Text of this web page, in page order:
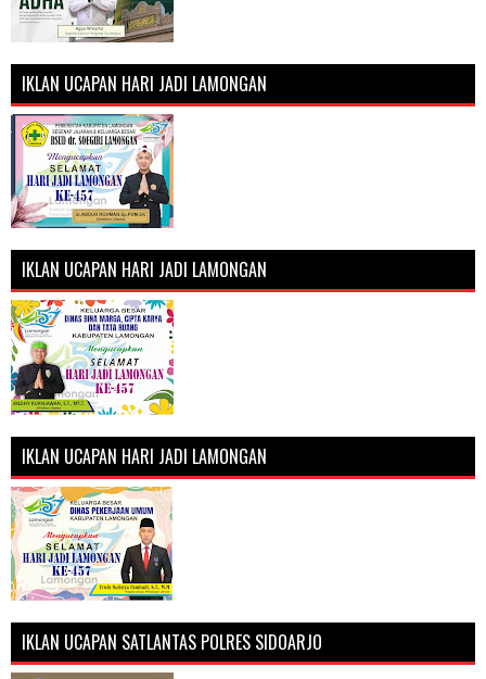
IKLAN UCAPAN HARI JADI LAMONGAN
IKLAN UCAPAN HARI JADI LAMONGAN
IKLAN UCAPAN HARI JADI LAMONGAN
IKLAN UCAPAN SATLANTAS POLRES SIDOARJO